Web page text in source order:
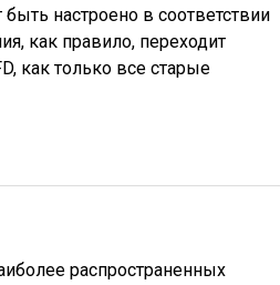
настроено в соответствии
как правило, переходит
как только все старые
распространенных